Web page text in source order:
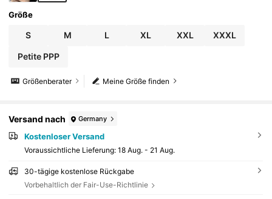
Größe
S M L XL XXL XXXL
Petite PPP
Meine Größe finden
Größenberater
Versand nach Germany
Kostenloser Versand
Voraussichtliche Lieferung: 18 Aug. - 21 Aug.
30-tägige kostenlose Rückgabe
Vorbehaltlich der Fair-Use-Richtlinie